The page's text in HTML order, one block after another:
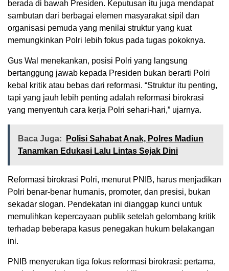
berada di bawah Presiden. Keputusan itu juga mendapat
sambutan dari berbagai elemen masyarakat sipil dan
organisasi pemuda yang menilai struktur yang kuat
memungkinkan Polri lebih fokus pada tugas pokoknya.
Gus Wal menekankan, posisi Polri yang langsung
bertanggung jawab kepada Presiden bukan berarti Polri
kebal kritik atau bebas dari reformasi. “Struktur itu penting,
tapi yang jauh lebih penting adalah reformasi birokrasi
yang menyentuh cara kerja Polri sehari-hari,” ujarnya.
Baca Juga:
Polisi Sahabat Anak, Polres Madiun
Tanamkan Edukasi Lalu Lintas Sejak Dini
Reformasi birokrasi Polri, menurut PNIB, harus menjadikan
Polri benar-benar humanis, promoter, dan presisi, bukan
sekadar slogan. Pendekatan ini dianggap kunci untuk
memulihkan kepercayaan publik setelah gelombang kritik
terhadap beberapa kasus penegakan hukum belakangan
ini.
PNIB menyerukan tiga fokus reformasi birokrasi: pertama,